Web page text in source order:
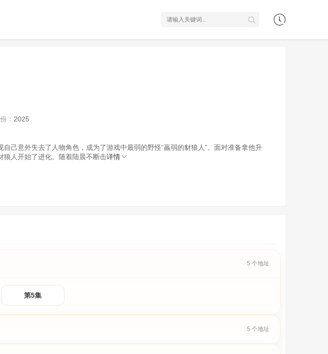
： 2025
己意外失去了人物角色，成为了游戏中最弱的野怪“羸弱的豺狼人”。面对准备拿他升
狼人开始了进化。随着陆晨不断击详情
5 个地址
第5集
5 个地址